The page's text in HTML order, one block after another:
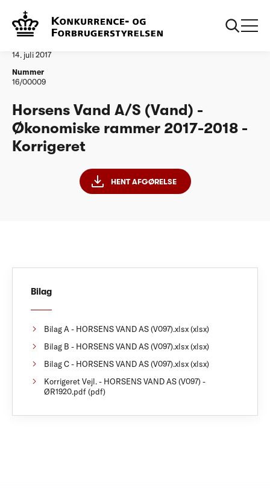
Vandtilsyn
14. juli 2017
Nummer
16/00009
Horsens Vand A/S (Vand) -
Økonomiske rammer 2017-2018 -
Korrigeret
HENT AFGØRELSE
Bilag
Bilag A - HORSENS VAND AS (V097).xlsx (xlsx)
Bilag B - HORSENS VAND AS (V097).xlsx (xlsx)
Bilag C - HORSENS VAND AS (V097).xlsx (xlsx)
Korrigeret Vejl. - HORSENS VAND AS (V097) -
ØR1920.pdf (pdf)